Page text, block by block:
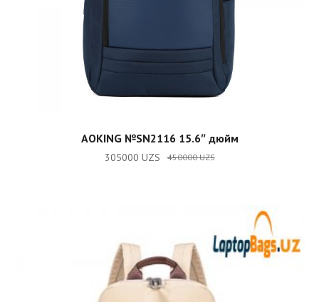
ADD TO CART
AOKING №SN2116 15.6″ дюйм
450000UZS
305000 UZS